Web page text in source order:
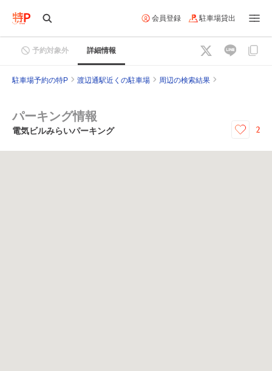
会員登録 駐車場貸出
予約対象外 詳細情報
駐車場予約の特P 渡辺通駅近くの駐車場 周辺の検索結果
パーキング情報
電気ビルみらいパーキング 2